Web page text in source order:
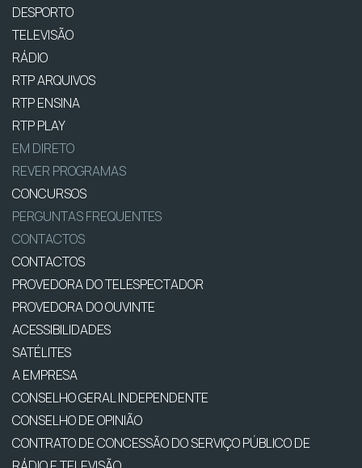
DESPORTO
TELEVISÃO
RÁDIO
RTP ARQUIVOS
RTP ENSINA
RTP PLAY
EM DIRETO
REVER PROGRAMAS
CONCURSOS
PERGUNTAS FREQUENTES
CONTACTOS
CONTACTOS
PROVEDORA DO TELESPECTADOR
PROVEDORA DO OUVINTE
ACESSIBILIDADES
SATÉLITES
A EMPRESA
CONSELHO GERAL INDEPENDENTE
CONSELHO DE OPINIÃO
CONTRATO DE CONCESSÃO DO SERVIÇO PÚBLICO DE